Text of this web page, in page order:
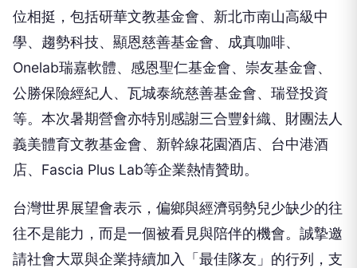
學、趨勢科技、顯恩慈善基金會、成真咖啡、
Onelab瑞嘉軟體、感恩聖仁基金會、崇友基金會、
公勝保險經紀人、
瓦城泰統慈善基金會、瑞登投資
等。本次暑期營會亦特別感謝三合豐針織、財團法人
義美體育文教基金會、新幹線花園酒店、台中港酒
店、Fascia Plus Lab等企業熱情贊助。
台灣世界展望會表示，偏鄉與經濟弱勢兒少缺少的往
往不是能力，而是一個被看見與陪伴的機會。誠摯邀
請社會大眾與企業持續加入「最佳隊友」的行列，支
持「籃海計畫」，陪伴更多孩子在運動中找到自信，